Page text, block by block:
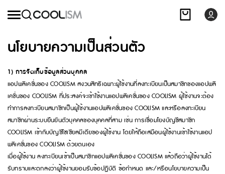
นโยบายความเป็นส่วนตัว
1) การจัดเก็บข้อมูลส่วนบุคคล
แอปพลิเคชั่นของ COOLISM สงวนสิทธิเฉพาะผู้ใช้งานที่ลงทะเบียนเป็นสมาชิกของแอปพลิ
เคชั่นของ COOLISM ที่ประสงค์จะเข้าใช้งานแอปพลิเคชั่นของ COOLISM ผู้ใช้งานจะต้อง
ทำการลงทะเบียนสมาชิกเป็นผู้ใช้งานแอปพลิเคชั่นของ COOLISM และหรือลงทะเบียน
สมาชิกผ่านระบบยืนยันตัวบุคคลของบุคคลที่สาม เช่น การเชื่อมโยงบัญชีสมาชิก
COOLISM เข้ากับบัญชีโซเชียลมีเดียของผู้ใช้งาน โดยให้ถือเสมือนผู้ใช้งานเข้าใช้งานแอป
พลิเคชั่นของ COOLISM ด้วยตนเอง
เมื่อผู้ใช้งาน ลงทะเบียนเข้าเป็นสมาชิกแอปพลิเคชั่นของ COOLISM แล้วถือว่าผู้ใช้งานได้
รับทราบและตกลงว่าผู้ใช้งานยอมรับข้อปฏิบัติ ข้อกำหนด และ/หรือนโยบายความเป็น